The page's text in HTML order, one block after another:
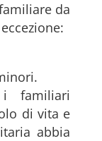
da
familiari
di vita e
abbia